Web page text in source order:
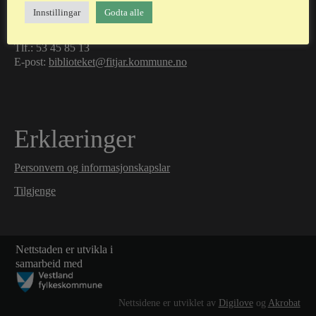
Besøksadresse: Fitjar kultur og idrettsbygg, 5419 Fitjar
Tlf.:53 45 85 13
E-post: biblioteket@fitjar.kommune.no
Erklæringer
Personvern og informasjonskapslar
Tilgjenge
Nettstaden er utvikla i
samarbeid med
Nettsidene er utviklet av Digiloveog Akrobat
Innstillingar Godta alle